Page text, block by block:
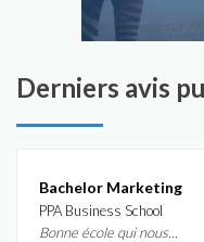
Derniers avis
Bachelor Marketing
PPA Business School
Bonne école qui nous...